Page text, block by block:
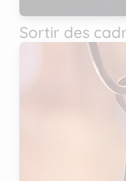
Sortir des